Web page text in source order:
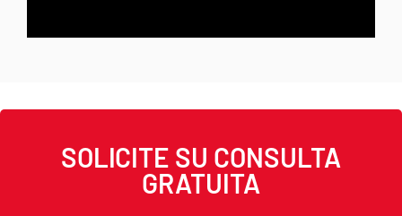
SOLICITE SU CONSULTA
GRATUITA